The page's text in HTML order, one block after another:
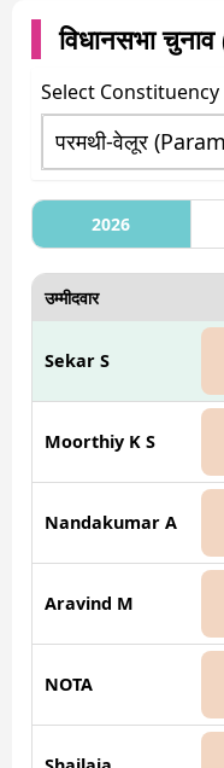
विधानसभा चुनाव
Select Constituency
2026
उम्मीदवार
Sekar S
Moorthiy K S
Nandakumar A
Aravind M
NOTA